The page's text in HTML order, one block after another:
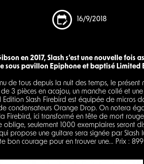
16/9/2018
en 2017, Slash s’est une nouvelle fois
sous pavillon Epiphone et baptisé Limited
de tous depuis la nuit des temps, le
3 pièces en acajou, un manche collé et une
Edition Slash Firebird est équipée de micros
condensateurs Orange Drop. On notera
Firebird, ici transformé en tête de mort
seulement 1000 exemplaires seront
propose une guitare sera signée par Slash
bon courage pour en trouver une... Prix :